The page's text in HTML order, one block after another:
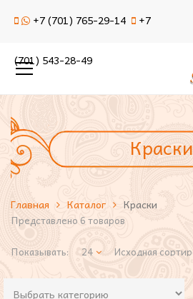
+7 (701) 765-29-14 +7
(701) 543-28-49
Краски
Главная Каталог Краски
Представлено 6 товаров
Показывать: